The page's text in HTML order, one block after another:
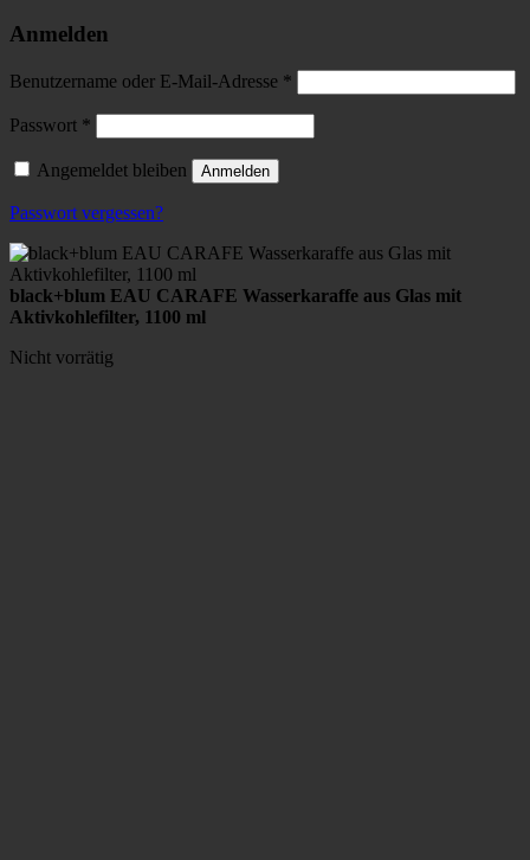
Anmelden
Benutzername oder E-Mail-Adresse *
Passwort *
Angemeldet bleiben Anmelden
Passwort vergessen?
black+blum EAU CARAFE Wasserkaraffe aus Glas mit
Aktivkohlefilter, 1100 ml
Nicht vorrätig